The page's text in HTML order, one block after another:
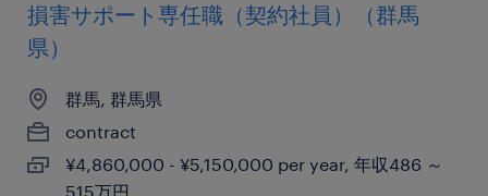
損害サポート専任職（契約社員）（群馬
県）
群馬, 群馬県
contract
¥4,860,000 - ¥5,150,000 per year, 年収486 ～
515万円